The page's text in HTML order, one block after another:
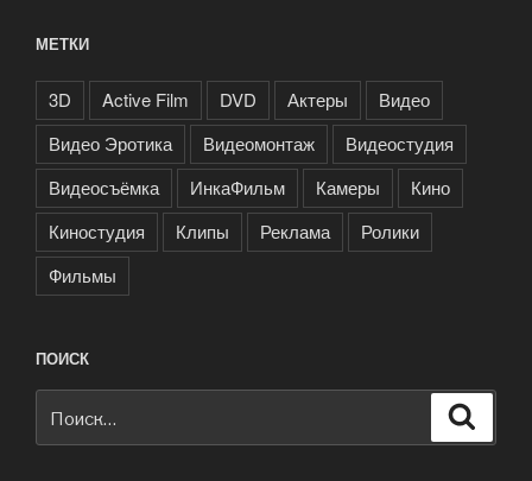
МЕТКИ
3D Active Film DVD Актеры
Видео
Видео Эротика
Видеомонтаж
Видеостудия
Видеосъёмка
ИнкаФильм Камеры
Кино
Киностудия
Клипы Реклама
Ролики
Фильмы
ПОИСК